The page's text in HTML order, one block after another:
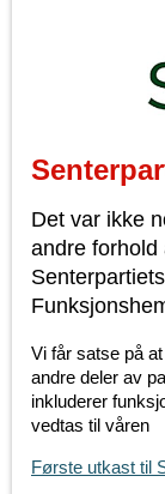
Det var ikke
andre forhold
Vi får satse på
andre deler av
inkluderer
vedtas til våren
Første utkast til